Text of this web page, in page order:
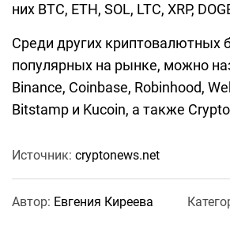
них BTC, ETH, SOL, LTC, XRP,
Среди других криптовалютных
популярных на рынке, можно
Binance, Coinbase, Robinhood,
Bitstamp и Kucoin, а также
Источник: cryptonews.net
Автор: Евгения Киреева